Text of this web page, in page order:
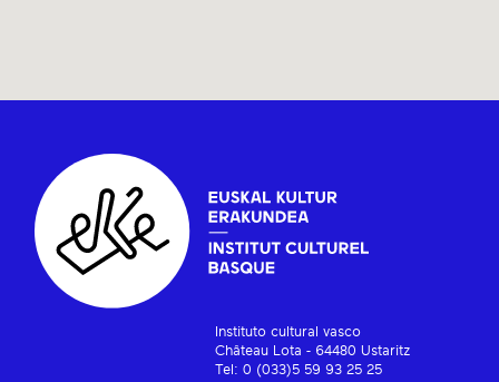
Instituto cultural vasco
Château Lota - 64480 Ustaritz
Tel: 0 (033)5 59 93 25 25